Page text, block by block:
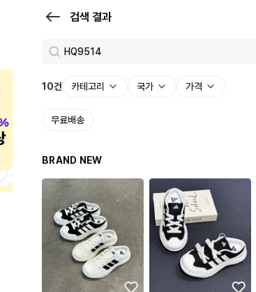
검색 결과
과
로
켓
10건 카테고리 국가 가격
무료배송
BRAND NEW